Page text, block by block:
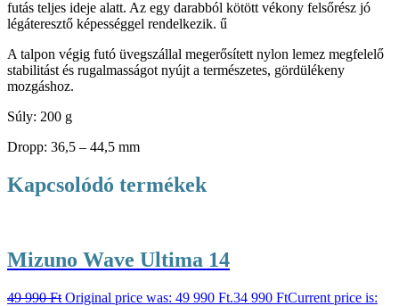
futás teljes ideje alatt. Az egy darabból kötött vékony felsőrész jó
légáteresztő képességgel rendelkezik. ű
A talpon végig futó üvegszállal megerősített nylon lemez megfelelő
stabilitást és rugalmasságot nyújt a természetes, gördülékeny
mozgáshoz.
Súly: 200 g
Dropp: 36,5 – 44,5 mm
Kapcsolódó termékek
Mizuno Wave Ultima 14
49 990Ft Original price was: 49 990 Ft.34 990 FtCurrent price is: